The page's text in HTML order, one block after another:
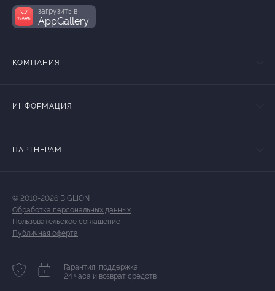
загрузить в
AppGallery
КОМПАНИЯ
ИНФОРМАЦИЯ
ПАРТНЕРАМ
© 2010-2026 BIGLION
Обработка персональных данных
Пользовательское соглашение
Публичная оферта
Гарантия, поддержка
24 часа и возврат средств